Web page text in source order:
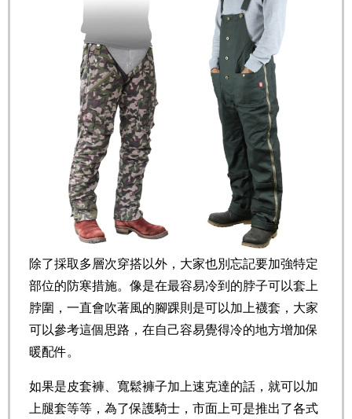
除了採取多層次穿搭以外，大家也別忘記要加強特定
部位的防寒措施。像是在最容易冷到的脖子可以套上
脖圍，一直會吹著風的腳踝則是可以加上襪套，大家
可以參考這個思路，在自己容易覺得冷的地方增加保
暖配件。
如果是皮套褲、寬鬆褲子加上速克達的話，就可以加
上腿套等等，為了保護騎士，市面上可是推出了各式